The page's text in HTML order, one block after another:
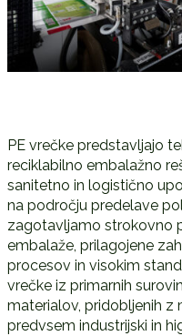
PE vrečke predstavljajo
reciklabilno embalažno
sanitetno in logistično
na področju predelave
zagotavljamo strokovno
embalaže, prilagojene
procesov in visokim
vrečke iz primarnih
materialov, pridobljenih z
predvsem industrijski in